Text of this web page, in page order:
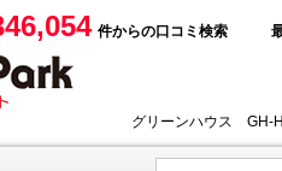
件からの口コミ検索
グリーンハウス GH-